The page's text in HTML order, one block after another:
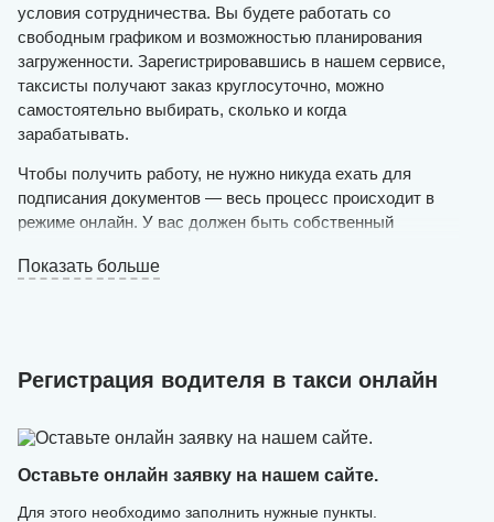
условия сотрудничества. Вы будете работать со
свободным графиком и возможностью планирования
загруженности. Зарегистрировавшись в нашем сервисе,
таксисты получают заказ круглосуточно, можно
самостоятельно выбирать, сколько и когда
зарабатывать.
Чтобы получить работу, не нужно никуда ехать для
подписания документов — весь процесс происходит в
режиме онлайн. У вас должен быть собственный
выпуска и более новый, чистый и в хорошем
решения. Если ваша заявка будет одобрена, в течение
Регистрация в такси на личном авто выполняется быстро
— сотрудники нашего сервиса самостоятельно создают
Показать больше
Регистрация водителя в такси онлайн
Оставьте онлайн заявку на нашем сайте.
Для этого необходимо заполнить нужные пункты.